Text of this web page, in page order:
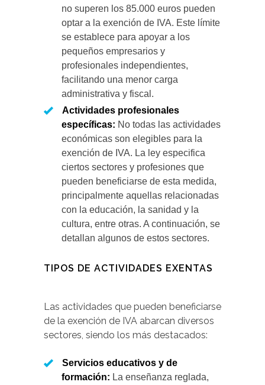
no superen los 85.000 euros pueden
optar a la exención de IVA. Este límite
se establece para apoyar a los
pequeños empresarios y
profesionales independientes,
facilitando una menor carga
administrativa y fiscal.
Actividades profesionales
específicas: No todas las actividades
económicas son elegibles para la
exención de IVA. La ley especifica
ciertos sectores y profesiones que
pueden beneficiarse de esta medida,
principalmente aquellas relacionadas
con la educación, la sanidad y la
cultura, entre otras. A continuación, se
detallan algunos de estos sectores.
TIPOS DE ACTIVIDADES EXENTAS
Las actividades que pueden beneficiarse
de la exención de IVA abarcan diversos
sectores, siendo los más destacados:
Servicios educativos y de
formación: La enseñanza reglada,